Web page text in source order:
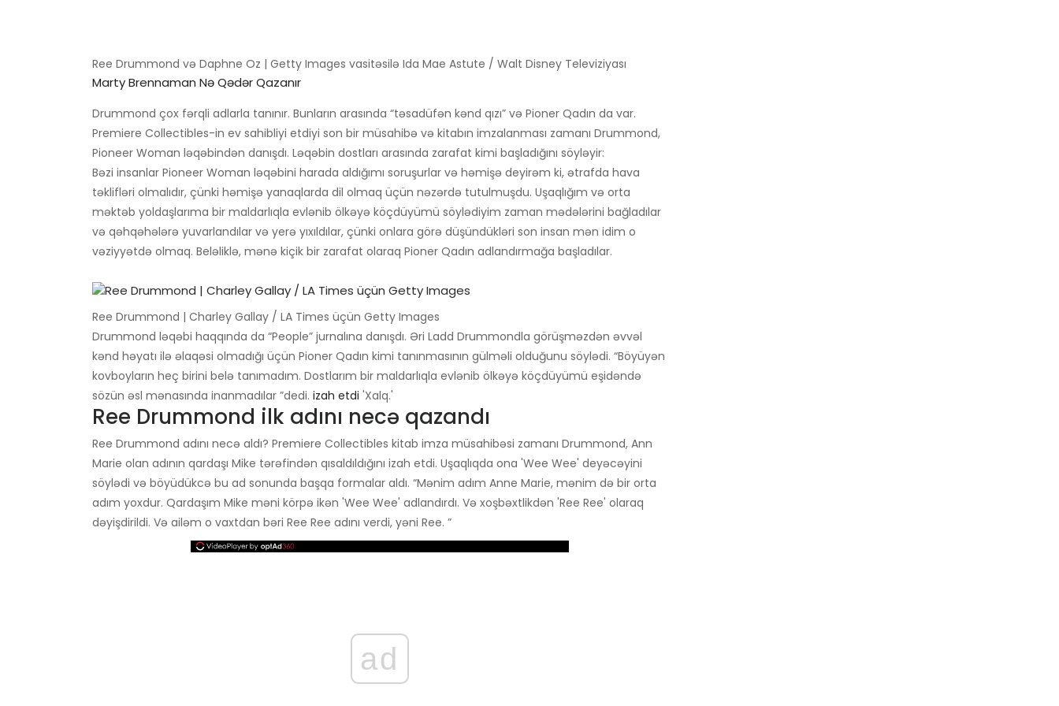
Ree Drummond və Daphne Oz | Getty Images vasitəsilə Ida Mae Astute / Walt Disney Televiziyası
Marty Brennaman Nə Qədər Qazanır
Drummond çox fərqli adlarla tanınır. Bunların arasında “təsadüfən kənd qızı” və Pioner Qadın da var.
Premiere Collectibles-in ev sahibliyi etdiyi son bir müsahibə və kitabın imzalanması zamanı Drummond,
Pioneer Woman ləqəbindən danışdı. Ləqəbin dostları arasında zarafat kimi başladığını söyləyir:
Bəzi insanlar Pioneer Woman ləqəbini harada aldığımı soruşurlar və həmişə deyirəm ki, ətrafda hava
təklifləri olmalıdır, çünki həmişə yanaqlarda dil olmaq üçün nəzərdə tutulmuşdu. Uşaqlığım və orta
məktəb yoldaşlarıma bir maldarlıqla evlənib ölkəyə köçdüyümü söylədiyim zaman mədələrini bağladılar
və qəhqəhələrə yuvarlandılar və yerə yıxıldılar, çünki onlara görə düşündükləri son insan mən idim o
vəziyyətdə olmaq. Beləliklə, mənə kiçik bir zarafat olaraq Pioner Qadın adlandırmağa başladılar.
Ree Drummond | Charley Gallay / LA Times üçün Getty Images
Drummond ləqəbi haqqında da “People” jurnalına danışdı. Əri Ladd Drummondla görüşməzdən əvvəl
kənd həyatı ilə əlaqəsi olmadığı üçün Pioner Qadın kimi tanınmasının gülməli olduğunu söylədi. “Böyüyən
kovboyların heç birini belə tanımadım. Dostlarım bir maldarlıqla evlənib ölkəyə köçdüyümü eşidəndə
sözün əsl mənasında inanmadılar ”dedi. izah etdi 'Xalq.'
Ree Drummond ilk adını necə qazandı
Ree Drummond adını necə aldı? Premiere Collectibles kitab imza müsahibəsi zamanı Drummond, Ann
Marie olan adının qardaşı Mike tərəfindən qısaldıldığını izah etdi. Uşaqlıqda ona 'Wee Wee' deyəcəyini
söylədi və böyüdükcə bu ad sonunda başqa formalar aldı. “Mənim adım Anne Marie, mənim də bir orta
adım yoxdur. Qardaşım Mike məni körpə ikən 'Wee Wee' adlandırdı. Və xoşbəxtlikdən 'Ree Ree' olaraq
dəyişdirildi. Və ailəm o vaxtdan bəri Ree Ree adını verdi, yəni Ree. ”
ad